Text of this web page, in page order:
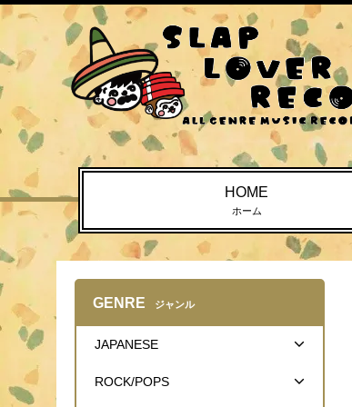
HOME
ホーム
GENRE ジャンル
JAPANESE
ROCK/POPS